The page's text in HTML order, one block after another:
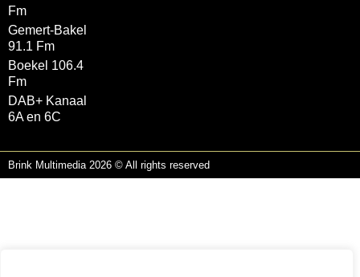
Fm
Gemert-Bakel
91.1 Fm
Boekel 106.4
Fm
DAB+ Kanaal
6A en 6C
Brink Multimedia 2026 © All rights reserved